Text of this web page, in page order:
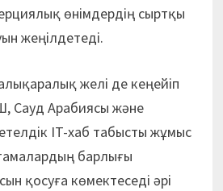
өнімдердің сыртқы
жеңілдетеді.
желі де кеңейіп
Сауд Арабиясы және
IT-хаб табысты жұмыс
барлығы
қосуға көмектеседі әрі